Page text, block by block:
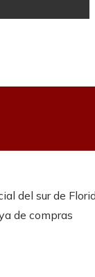
del sur de
de compras